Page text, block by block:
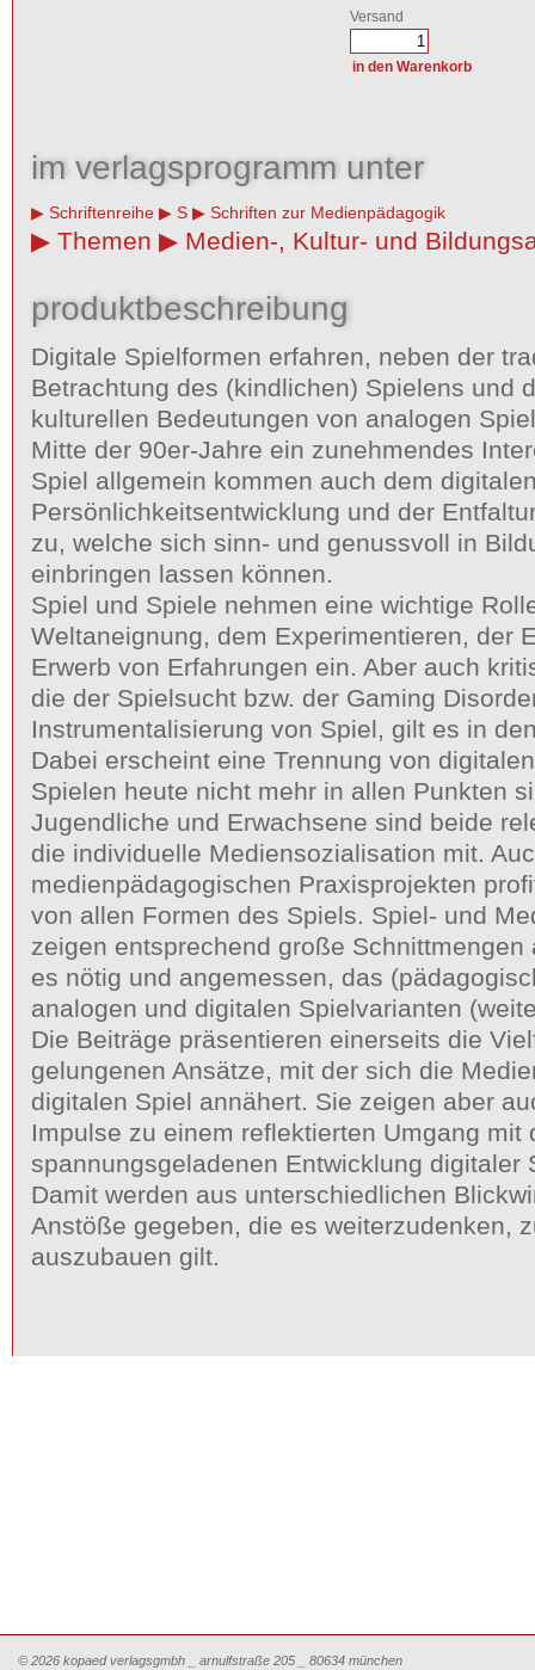
Versand
im verlagsprogramm unter
Schriftenreihe S Schriften zur Medienpädagogik
Themen Medien-, Kultur- und
produktbeschreibung
Digitale Spielformen erfahren, neben der
Betrachtung des (kindlichen) Spielens und
kulturellen Bedeutungen von analogen
Mitte der 90er-Jahre ein zunehmendes
Spiel allgemein kommen auch dem
Persönlichkeitsentwicklung und der
zu, welche sich sinn- und genussvoll in
einbringen lassen können.
Spiel und Spiele nehmen eine wichtige
Weltaneignung, dem Experimentieren, der
Erwerb von Erfahrungen ein. Aber auch
die der Spielsucht bzw. der Gaming
Instrumentalisierung von Spiel, gilt es in
Dabei erscheint eine Trennung von
Spielen heute nicht mehr in allen Punkten
Jugendliche und Erwachsene sind beide
die individuelle Mediensozialisation mit.
medienpädagogischen Praxisprojekten
von allen Formen des Spiels. Spiel- und
zeigen entsprechend große Schnittmengen
es nötig und angemessen, das
analogen und digitalen Spielvarianten
Die Beiträge präsentieren einerseits die
gelungenen Ansätze, mit der sich die
digitalen Spiel annähert. Sie zeigen aber
Impulse zu einem reflektierten Umgang mit
spannungsgeladenen Entwicklung digitaler
Damit werden aus unterschiedlichen
Anstöße gegeben, die es weiterzudenken,
auszubauen gilt.
© 2026 kopaed verlagsgmbh _ arnulfstraße 205 _ 80634 münchen